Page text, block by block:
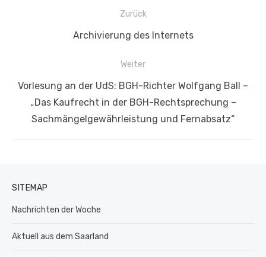
Beitragsnavigation
Zurück
Vorheriger
Archivierung des Internets
Weiter
Nächster
Beitrag:
Vorlesung an der UdS: BGH-Richter Wolfgang Ball –
„Das Kaufrecht in der BGH-Rechtsprechung –
Sachmängelgewährleistung und Fernabsatz“
SITEMAP
Nachrichten der Woche
Aktuell aus dem Saarland